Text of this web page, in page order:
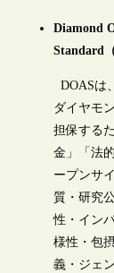
Diamond
Standard
DOASは
ダイヤモ
担保する
金」「法
ープンサ
質・研究
性・イン
様性・包
義・ジェ